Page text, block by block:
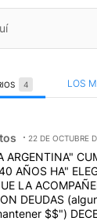
4 LOS
22 DE OCTUBRE
ARGENTINA"
AÑOS HA"
LA
DEUDAS
$$")